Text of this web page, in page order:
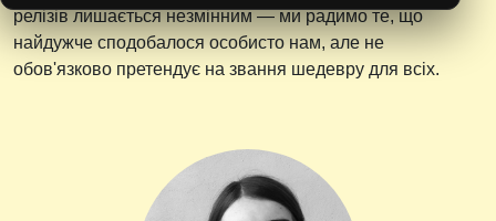
релізів лишається незмінним — ми радимо те, що
найдужче сподобалося особисто нам, але не
обов'язково претендує на звання шедевру для всіх.